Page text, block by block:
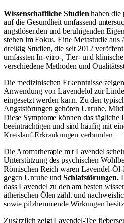
Wissenschaftliche Studien haben die
auf die Gesundheit umfassend
angstlösenden und beruhigenden
stehen im Fokus. Eine Metastudie aus
dreißig Studien, die seit 2012
umfassten In-vitro-, Tier- und
verschiedene Methoden und
Die medizinischen Erkenntnisse
Anwendung von Lavendelöl zur
eingesetzt werden kann. Zu den
Angststörungen gehören Unruhe,
Diese Symptome können das tägliche
beeinträchtigen und sind häufig mit
Kreislauf-Erkrankungen verbunden.
Die Aromatherapie mit Lavendel
Unterstützung des psychischen
Römischen Reich waren Lavendel-
gegen Unruhe und Schlafstörungen.
dass Lavendel zu den am besten
ätherischen Ölen zählt und
sowie pilzhemmende Wirkungen
Zusätzlich zeigt Lavendel-Tee